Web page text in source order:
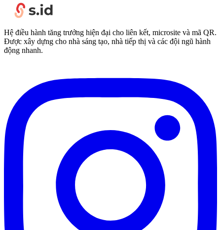
Hệ điều hành tăng trưởng hiện đại cho liên kết, microsite và mã QR.
Được xây dựng cho nhà sáng tạo, nhà tiếp thị và các đội ngũ hành
động nhanh.